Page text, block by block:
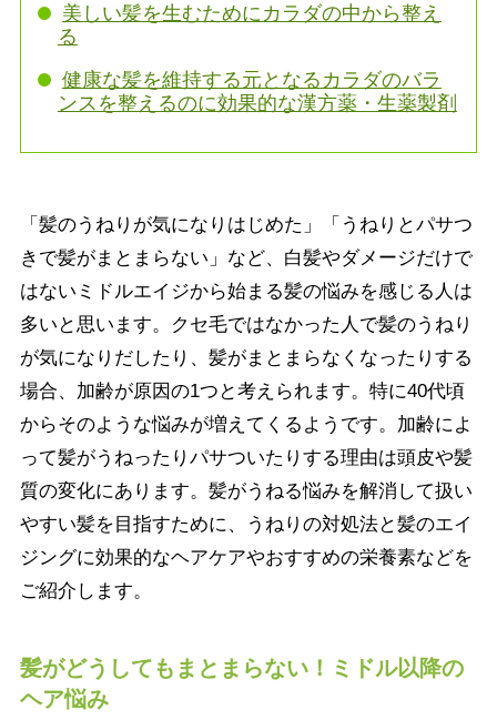
美しい髪を生むためにカラダの中から整え
る
健康な髪を維持する元となるカラダのバラ
ンスを整えるのに効果的な漢方薬・生薬製剤
「髪のうねりが気になりはじめた」「うねりとパサつ
きで髪がまとまらない」など、白髪やダメージだけで
はないミドルエイジから始まる髪の悩みを感じる人は
多いと思います。クセ毛ではなかった人で髪のうねり
が気になりだしたり、髪がまとまらなくなったりする
場合、加齢が原因の1つと考えられます。特に40代頃
からそのような悩みが増えてくるようです。加齢によ
って髪がうねったりパサついたりする理由は頭皮や髪
質の変化にあります。髪がうねる悩みを解消して扱い
やすい髪を目指すために、うねりの対処法と髪のエイ
ジングに効果的なヘアケアやおすすめの栄養素などを
ご紹介します。
髪がどうしてもまとまらない！ミドル以降の
ヘア悩み